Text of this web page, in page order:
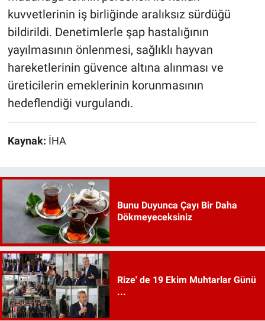
kuvvetlerinin iş birliğinde aralıksız sürdüğü
bildirildi. Denetimlerle şap hastalığının
yayılmasının önlenmesi, sağlıklı hayvan
hareketlerinin güvence altına alınması ve
üreticilerin emeklerinin korunmasının
hedeflendiği vurgulandı.
Kaynak: İHA
Bunu Duyunca Çayı Bir Daha
Dökmeyeceksiniz
Rize' de 19 Ekim Muhtarlar Günü
...